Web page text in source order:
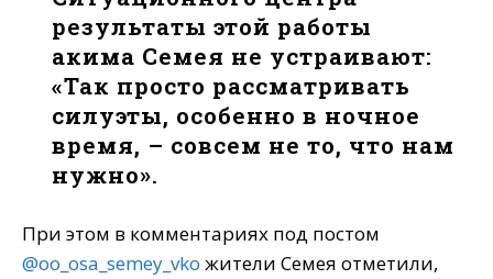
результаты этой работы
акима Семея не устраивают:
«Так просто рассматривать
силуэты, особенно в ночное
время, – совсем не то, что нам
нужно».
При этом в комментариях под постом
@oo_osa_semey_vko жители Семея отметили,